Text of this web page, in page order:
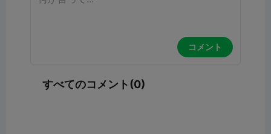
コメント
すべてのコメント(0)